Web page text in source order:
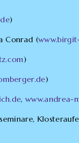
)
Conrad (
)
)
,www.andrea-